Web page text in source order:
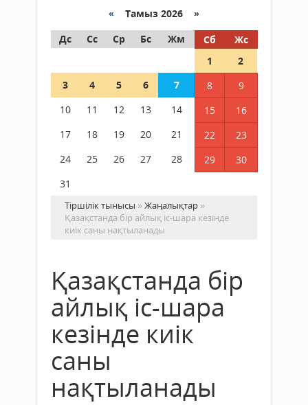
« Тамыз 2026 »
Дс
Сс Ср Бс Жм Сб
Жс
1
2
3
4 5 6 7 8
9
10
11 12 13 14 15
16
17
18 19 20 21 22
23
24
25 26 27 28 29
30
31
Тіршілік тынысы »Жаңалықтар »
Қазақстанда бір айлық іс-шара кезінде
киік саны нақтыланады
Қазақстанда бір
айлық іс-шара
кезінде киік
саны
нақтыланады